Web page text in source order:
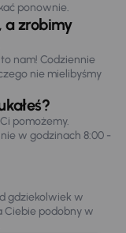
ponownie.
a zrobimy
nam! Codziennie
nie mielibyśmy
pomożemy.
w godzinach 8:00 -
gdziekolwiek w
Ciebie podobny w